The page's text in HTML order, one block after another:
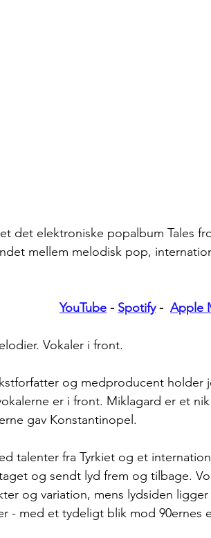
det elektroniske popalbum Tales
mellem melodisk pop,
YouTube - Spotify - Apple
Vokaler i front.
og medproducent holder
er i front. Miklagard er et
gav Konstantinopel.
talenter fra Tyrkiet og et
og sendt lyd frem og tilbage.
og variation, mens lydsiden
- med et tydeligt blik mod 90ernes